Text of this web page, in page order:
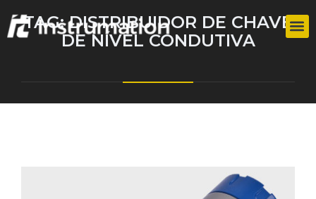
TAG:DISTRIBUIDOR DE CHAVE
DE NÍVEL CONDUTIVA